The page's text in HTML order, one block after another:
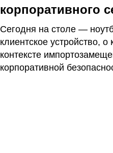
корпоративного
Сегодня на столе —
клиентское устройство,
контексте
корпоративной